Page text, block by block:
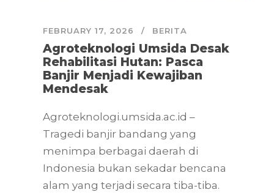
FEBRUARY 17, 2026 BERITA
Agroteknologi Umsida Desak
Rehabilitasi Hutan: Pasca
Banjir Menjadi Kewajiban
Mendesak
Agroteknologi.umsida.ac.id –
Tragedi banjir bandang yang
menimpa berbagai daerah di
Indonesia bukan sekadar bencana
alam yang terjadi secara tiba-tiba.